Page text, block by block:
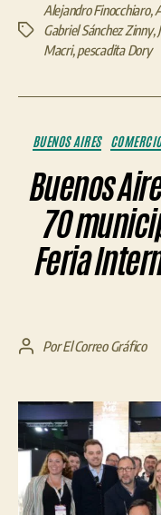
Etiquetas
Alejandro Finocchiaro,
Gabriel Sánchez Zinny,
Macri,pescadita Dory
BUENOS AIRES
Buenos
70
Feria
Autor
entrada
PorEl Correo Gráfico